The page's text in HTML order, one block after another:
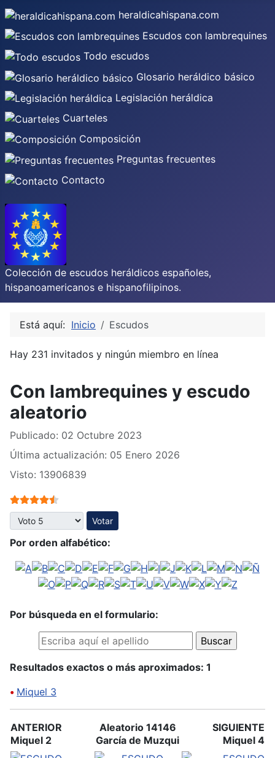
heraldicahispana.com
Escudos con lambrequines
Todo escudos
Glosario heráldico básico
Legislación heráldica
Cuarteles
Composición
Preguntas frecuentes
Contacto
Colección de escudos heráldicos españoles,
hispanoamericanos e hispanofilipinos.
Está aquí: Inicio Escudos
Hay 231 invitados y ningún miembro en línea
Con lambrequines y escudo
aleatorio
Publicado: 02 Octubre 2023
Última actualización: 05 Enero 2026
Visto: 13906839
Ratio:4.5/
Por favor, vote
Por orden alfabético:
Por búsqueda en el formulario:
Resultados exactos o más aproximados: 1
• Miquel 3
ANTERIOR
Miquel 2
Aleatorio 14146
García de Muzqui
SIGUIENTE
Miquel 4